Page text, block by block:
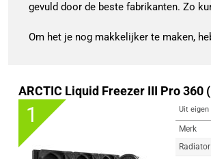
gevuld door de beste fabrikanten. Zo
Om het je nog makkelijker te maken,
ARCTIC Liquid Freezer III Pro
1 Uit eigen
Merk